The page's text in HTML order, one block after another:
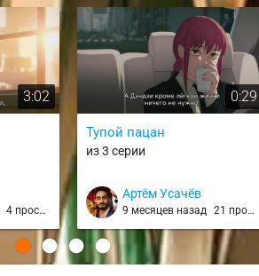
3:02
4 просмотра
0:29
Тупой пацан
из 3 серии
Артём Усачёв
9 месяцев назад 21 просмотр